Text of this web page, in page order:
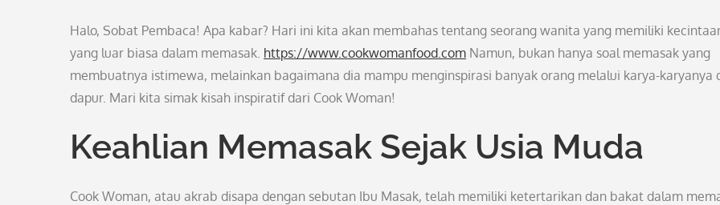
Halo, Sobat Pembaca! Apa kabar? Hari ini kita akan membahas tentang seorang wanita yang memiliki
yang luar biasa dalam memasak. https://www.cookwomanfood.com Namun, bukan hanya soal memasak yang
membuatnya istimewa, melainkan bagaimana dia mampu menginspirasi banyak orang melalui karya-karyanya
dapur. Mari kita simak kisah inspiratif dari Cook Woman!
Keahlian Memasak Sejak Usia Muda
Cook Woman, atau akrab disapa dengan sebutan Ibu Masak, telah memiliki ketertarikan dan bakat dalam